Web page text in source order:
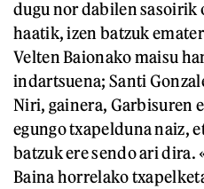
dugu nor dabilen sasoirik
haatik, izen batzuk
Velten Baionako maisu
indartsuena; Santi
Niri, gainera, Garbisuren
egungo txapelduna naiz,
batzuk ere sendo ari dira.
Baina horrelako